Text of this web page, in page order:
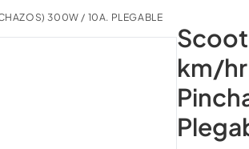
300W / 10A. PLEGABLE
km/